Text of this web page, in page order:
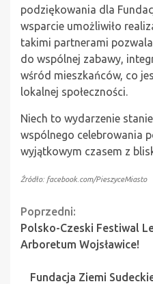
podziękowania dla
wsparcie umożliwiło
takimi partnerami
do wspólnej zabawy,
wśród mieszkańców, co
lokalnej społeczności.
Niech to wydarzenie
wspólnego celebrowania
wyjątkowym czasem z
Źródło: facebook.com/PieszyceMiasto
Continue
Reading
Poprzedni:
Polsko-Czeski Festiwal
Arboretum Wojsławice!
Fundacja Ziemi